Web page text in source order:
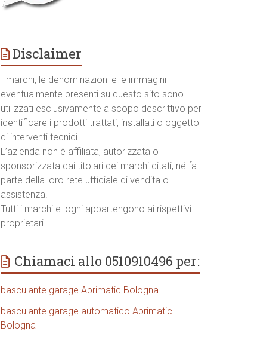
Disclaimer
I marchi, le denominazioni e le immagini
eventualmente presenti su questo sito sono
utilizzati esclusivamente a scopo descrittivo per
identificare i prodotti trattati, installati o oggetto
di interventi tecnici.
L’azienda non è affiliata, autorizzata o
sponsorizzata dai titolari dei marchi citati, né fa
parte della loro rete ufficiale di vendita o
assistenza.
Tutti i marchi e loghi appartengono ai rispettivi
proprietari.
Chiamaci allo 0510910496 per:
basculante garage Aprimatic Bologna
basculante garage automatico Aprimatic
Bologna